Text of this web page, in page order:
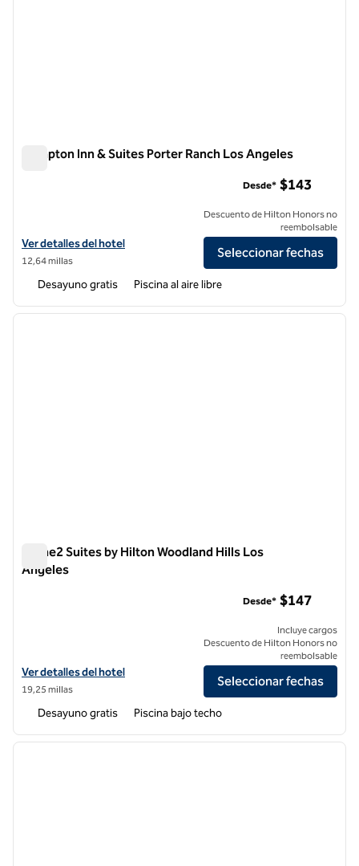
Hampton Inn & Suites Porter Ranch Los Angeles
Ver detalles del hotel Hampton Inn & Suites Porter Ranch Los
Ver detalles del hotel
12,64 millas
Desde* $143
Descuento de Hilton Honors no
reembolsable
Seleccionar fechas
Desayuno gratis Piscina al aire libre
1 de 12
Home2 Suites by Hilton Woodland Hills Los
Angeles
Ver detalles del hotel Home2 Suites by Hilton Woodland Hills Los
Ver detalles del hotel
19,25 millas
Desde* $147
Incluye cargos
Descuento de Hilton Honors no
reembolsable
Seleccionar fechas
Desayuno gratis Piscina bajo techo
1 de 12